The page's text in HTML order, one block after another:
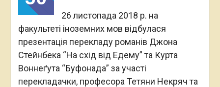
26 листопада 2018 р. на
факультеті іноземних мов відбулася
презентація перекладу романів Джона
Стейнбека “На схід від Едему” та Курта
Воннеґута “Буфонада” за участі
перекладачки, професора Тетяни Некряч та